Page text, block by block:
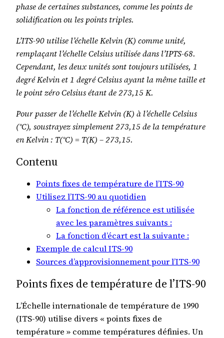
phase de certaines substances, comme les points de
solidification ou les points triples.
L’ITS-90 utilise l’échelle Kelvin (K) comme unité,
remplaçant l’échelle Celsius utilisée dans l’IPTS-68.
Cependant, les deux unités sont toujours utilisées, 1
degré Kelvin et 1 degré Celsius ayant la même taille et
le point zéro Celsius étant de 273,15 K.
Pour passer de l’échelle Kelvin (K) à l’échelle Celsius
(°C), soustrayez simplement 273,15 de la température
en Kelvin : T(°C) = T(K) – 273,15.
Contenu
Points fixes de température de l’ITS-90
Utilisez l’ITS-90 au quotidien
La fonction de référence est utilisée
avec les paramètres suivants :
La fonction d’écart est la suivante :
Exemple de calcul ITS-90
Sources d’approvisionnement pour l’ITS-90
Points fixes de température de l’ITS-90
L’Échelle internationale de température de 1990
(ITS-90) utilise divers « points fixes de
température » ​​comme températures définies. Un